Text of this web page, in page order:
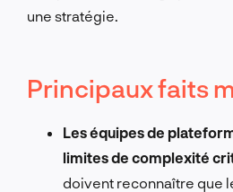
une stratégie.
Principaux faits
Les équipes de
limites de complexité
doivent reconnaître que